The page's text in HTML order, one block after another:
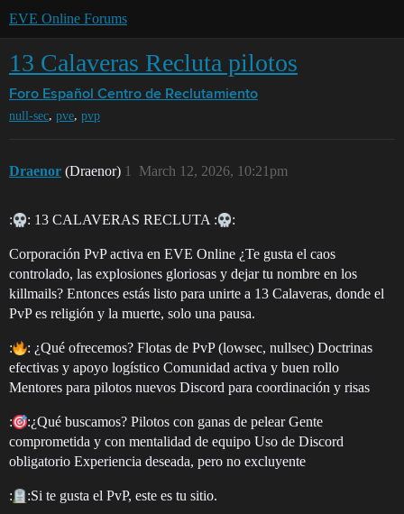
EVE Online Forums
13 Calaveras Recluta pilotos
Foro Español Centro de Reclutamiento
null-sec, pve, pvp
Draenor (Draenor) March 12, 2026, 10:21pm
1
: : 13 CALAVERAS RECLUTA : :
Corporación PvP activa en EVE Online ¿Te gusta el caos
controlado, las explosiones gloriosas y dejar tu nombre en los
killmails? Entonces estás listo para unirte a 13 Calaveras, donde el
PvP es religión y la muerte, solo una pausa.
:
: ¿Qué ofrecemos? Flotas de PvP (lowsec, nullsec) Doctrinas
efectivas y apoyo logístico Comunidad activa y buen rollo
Mentores para pilotos nuevos Discord para coordinación y risas
:
:¿Qué buscamos? Pilotos con ganas de pelear Gente
comprometida y con mentalidad de equipo Uso de Discord
obligatorio Experiencia deseada, pero no excluyente
: :Si te gusta el PvP, este es tu sitio.